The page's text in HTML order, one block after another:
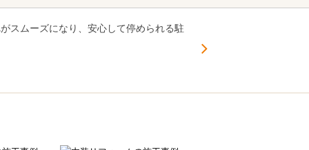
スムーズになり、安心して停められる駐